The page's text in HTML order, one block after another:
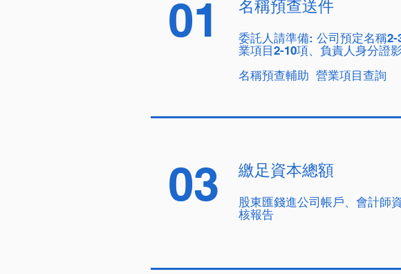
01 名稱預查送件
委託人請準備: 公司預定名稱2-
業項目2-10項、負責人身分證
名稱預查輔助 營業項目查詢
03 繳足資本總額
股東匯錢進公司帳戶、 會計師
核報告